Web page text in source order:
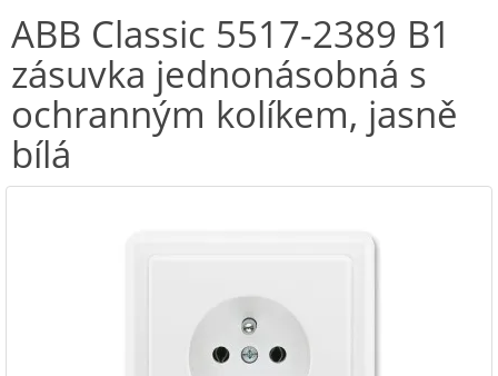
ABB Classic 5517-2389 B1
zásuvka jednonásobná s
ochranným kolíkem, jasně
bílá